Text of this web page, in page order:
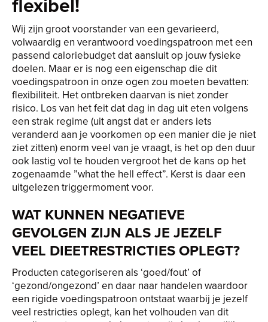
Wij zijn groot voorstander van een gevarieerd,
volwaardig en verantwoord voedingspatroon met een
passend caloriebudget dat aansluit op jouw fysieke
doelen. Maar er is nog een eigenschap die dit
voedingspatroon in onze ogen zou moeten bevatten:
flexibiliteit. Het ontbreken daarvan is niet zonder
risico. Los van het feit dat dag in dag uit eten volgens
een strak regime (uit angst dat er anders iets
veranderd aan je voorkomen op een manier die je niet
ziet zitten) enorm veel van je vraagt, is het op den duur
ook lastig vol te houden vergroot het de kans op het
zogenaamde ”what the hell effect”. Kerst is daar een
uitgelezen triggermoment voor.
WAT KUNNEN NEGATIEVE
GEVOLGEN ZIJN ALS JE JEZELF
VEEL DIEETRESTRICTIES OPLEGT?
Producten categoriseren als ‘goed/fout’ of
‘gezond/ongezond’ en daar naar handelen waardoor
een rigide voedingspatroon ontstaat waarbij je jezelf
veel restricties oplegt, kan het volhouden van dit